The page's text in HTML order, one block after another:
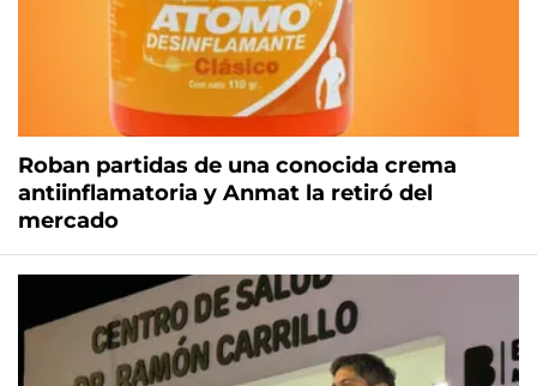
Roban partidas de una conocida crema
antiinflamatoria y Anmat la retiró del
mercado